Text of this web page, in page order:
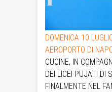
DOMENICA 10
AEROPORTO DI
CUCINE, IN
DEI LICEI PUJATI DI
FINALMENTE NEL